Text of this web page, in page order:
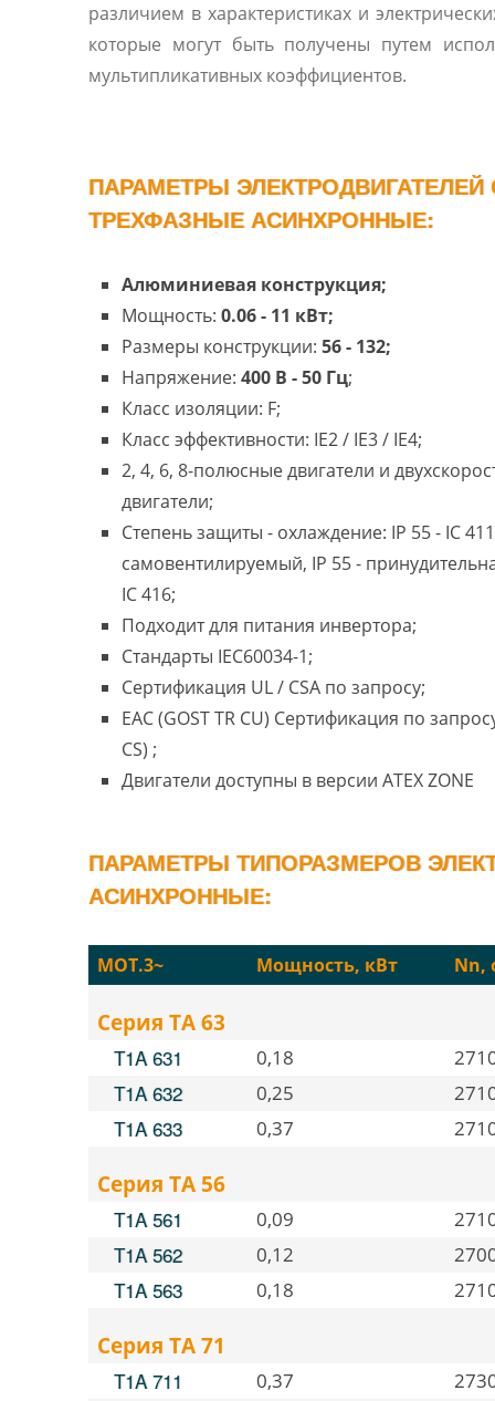
различием в характеристиках и
которые могут быть получены путем
мультипликативных коэффициентов.
ПАРАМЕТРЫ ЭЛЕКТРОДВИГАТЕЛЕЙ
ТРЕХФАЗНЫЕ АСИНХРОННЫЕ:
Алюминиевая конструкция;
Мощность: 0.06 - 11 кВт;
Размеры конструкции: 56 - 132;
Напряжение: 400 В - 50 Гц;
Класс изоляции: F;
Класс эффективности: IE2 / IE3 / IE4;
2, 4, 6, 8-полюсные двигатели и
двигатели;
Степень защиты - охлаждение: IP 55 - IC 411
самовентилируемый, IP 55 -
IC 416;
Подходит для питания инвертора;
Стандарты IEC60034-1;
Сертификация UL / CSA по запросу;
EAC (GOST TR CU) Сертификация по
CS) ;
Двигатели доступны в версии ATEX ZONE
ПАРАМЕТРЫ ТИПОРАЗМЕРОВ
АСИНХРОННЫЕ:
MOT.3~ Мощность, кВт Nn,
Серия TA 63
T1A 631 0,18
T1A 632 0,25
T1A 633 0,37
Серия TA 56
T1A 561 0,09
T1A 562 0,12
T1A 563 0,18
Серия TA 71
T1A 711 0,37